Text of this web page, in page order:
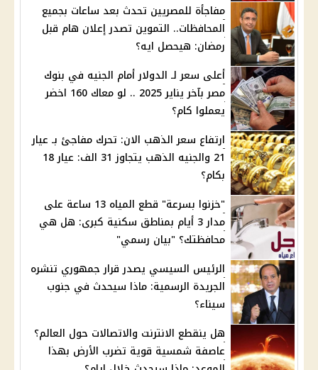
مفاجأة للمصريين تحدث بعد ساعات بجميع
المحافظات.. التموين تصدر إعلان هام قبل
رمضان: هيحصل ايه؟
أعلى سعر لـ الدولار أمام الجنيه في بنوك
مصر بآخر يناير 2025 .. لو معاك 160 اخضر
يعملوا كام؟
ارتفاع سعر الذهب الان: تحرك مفاجئ بـ عيار
21 والجنيه الذهب يتجاوز 31 الف: عيار 18
بكام؟
"خزنوا بسرعة" قطع المياه 13 ساعة على
مدار 3 أيام بمناطق سكنية كبرى: هل هي
محافظتك؟ "بيان رسمي"
الرئيس السيسي يصدر قرار جمهوري تنشره
الجريدة الرسمية: ماذا سيحدث في جنوب
سيناء؟
هل ينقطع الانترنت والاتصالات حول العالم؟
عاصفة شمسية قوية تضرب الأرض بهذا